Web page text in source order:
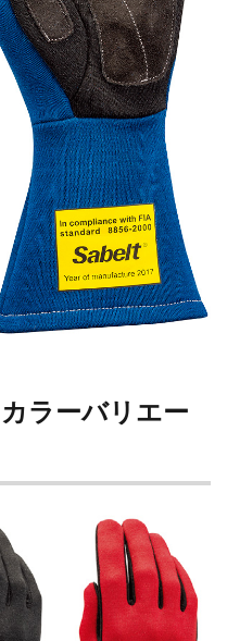
ラーバリエー